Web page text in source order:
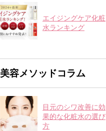
エイジングケア化粧
水ランキング
美容メソッドコラム
目元のシワ改善に効
果的な化粧水の選び
方